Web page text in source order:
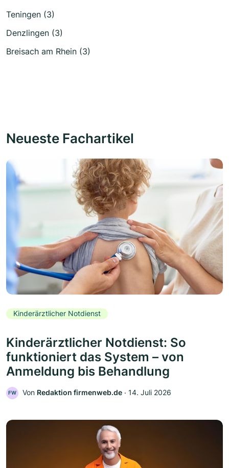
Teningen (3)
Denzlingen (3)
Breisach am Rhein (3)
Neueste Fachartikel
Kinderärztlicher Notdienst
Kinderärztlicher Notdienst: So
funktioniert das System – von
Anmeldung bis Behandlung
FW Von Redaktion firmenweb.de ‧ 14. Juli 2026